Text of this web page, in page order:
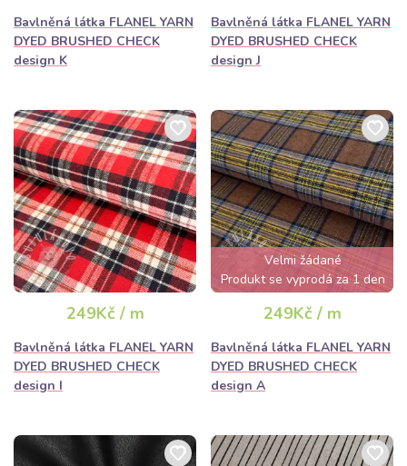
Bavlněná látka FLANEL YARN
DYED BRUSHED CHECK
design K
Bavlněná látka FLANEL YARN
DYED BRUSHED CHECK
design J
249Kč / m
Bavlněná látka FLANEL YARN
DYED BRUSHED CHECK
design I
Velmi žádané
Produkt se vyprodá za 1 den
249Kč / m
Bavlněná látka FLANEL YARN
DYED BRUSHED CHECK
design A